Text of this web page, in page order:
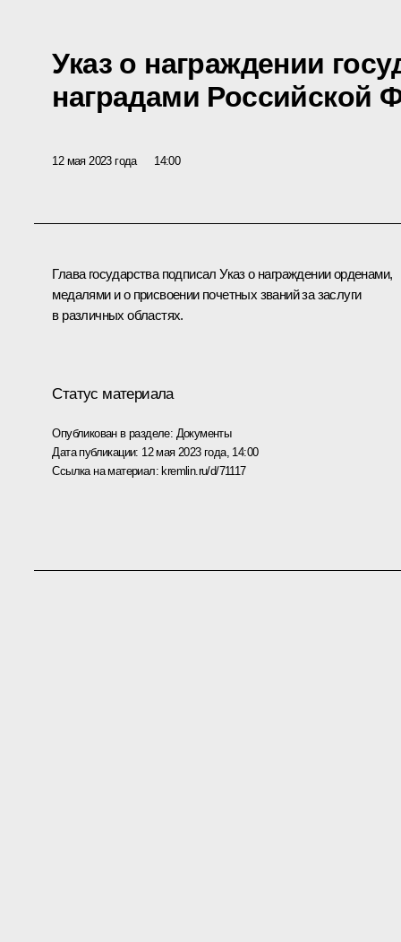
Указ о награждении
наградами Российской
12 мая 2023 года 14:00
Глава государства подписал Указ о награждении орденами,
медалями и о присвоении почетных званий за заслуги
в различных областях.
Статус материала
Опубликован в разделе: Документы
Дата публикации: 12 мая 2023 года, 14:00
Ссылка на материал:kremlin.ru/d/71117